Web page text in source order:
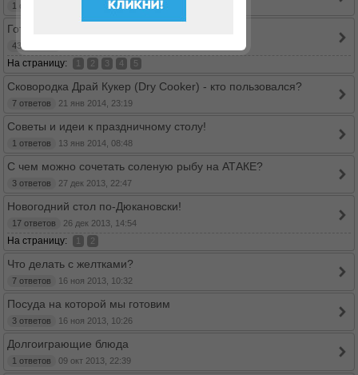
1 ответов 11 мар 2014, 22:40
Готовим в мультиварке
43 ответов
На страницу: 1 2 3 4 5
Сковородка Драй Кукер (Dry Cooker) - кто пользовался?
7 ответов 21 янв 2014, 23:19
Советы и идеи к праздничному столу!
1 ответов 13 янв 2014, 08:48
С чем можно сочетать соленую рыбу на АТАКЕ?
3 ответов 27 дек 2013, 22:47
Новогодний стол по-Дюкановски!
17 ответов 26 дек 2013, 14:54
На страницу: 1 2
Что делать с желтками?
7 ответов 16 ноя 2013, 10:32
Посуда на которой мы готовим
3 ответов 16 ноя 2013, 10:26
Долгоиграющие блюда
1 ответов 09 окт 2013, 22:39